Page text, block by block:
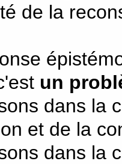
de la
un
dans la
et de la
dans la